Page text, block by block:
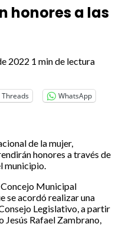
honores a las
2022 1 min de lectura
Threads WhatsApp
de la mujer,
honores a través de
municipio.
Municipal
se acordó realizar una
Legislativo, a partir
Jesús Rafael Zambrano,